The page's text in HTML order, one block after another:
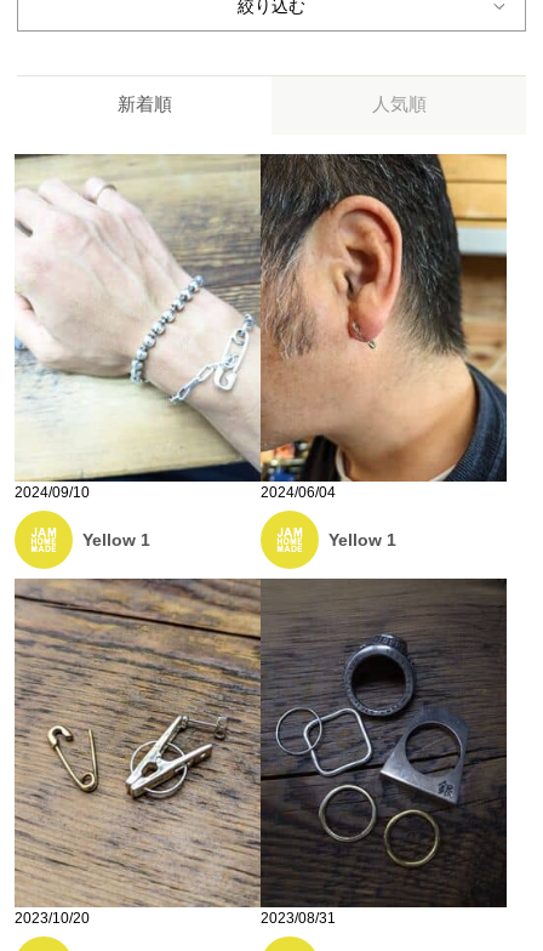
絞り込む
新着順 人気順
2024/09/10
Yellow 1
2024/06/04
Yellow 1
2023/10/20 2023/08/31